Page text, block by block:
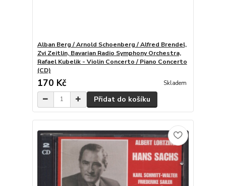
Alban Berg / Arnold Schoenberg / Alfred Brendel,
Zvi Zeitlin, Bavarian Radio Symphony Orchestra,
Rafael Kubelik - Violin Concerto / Piano Concerto
(CD)
170 Kč Skladem
Přidat do košíku